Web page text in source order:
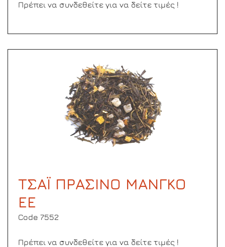
Πρέπει να συνδεθείτε για να δείτε τιμές !
ΤΣΑΪ ΠΡΑΣΙΝΟ ΜΑΝΓΚΟ
ΕΕ
Code 7552
Πρέπει να συνδεθείτε για να δείτε τιμές !